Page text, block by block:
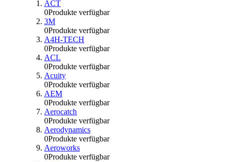
ACT
0Produkte verfügbar
3M
0Produkte verfügbar
A4H-TECH
0Produkte verfügbar
ACL
0Produkte verfügbar
Acuity
0Produkte verfügbar
AEM
0Produkte verfügbar
Aerocatch
0Produkte verfügbar
Aerodynamics
0Produkte verfügbar
Aeroworks
0Produkte verfügbar